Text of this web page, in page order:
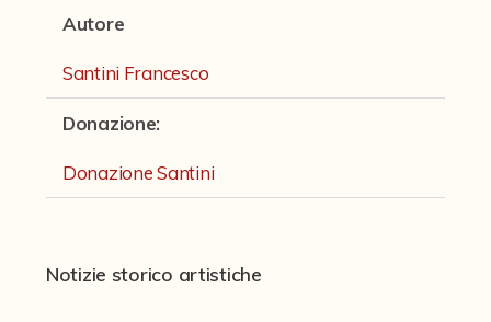
Autore
Santini Francesco
Donazione:
Donazione Santini
Notizie storico artistiche